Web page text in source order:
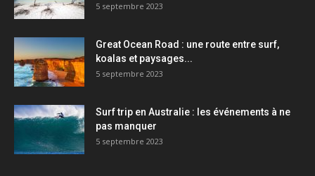
5 septembre 2023
Great Ocean Road : une route entre surf,
koalas et paysages...
5 septembre 2023
Surf trip en Australie : les événements à ne
pas manquer
5 septembre 2023